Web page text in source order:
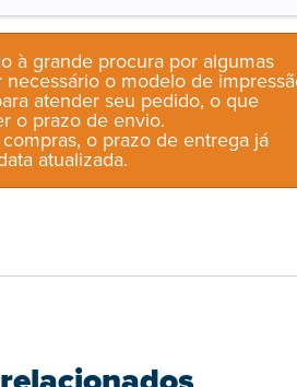
à grande procura por algumas
necessário o modelo de
atender seu pedido, o que
o prazo de envio.
o prazo de entrega já
atualizada.